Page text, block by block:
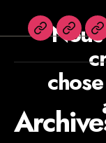
English Agents